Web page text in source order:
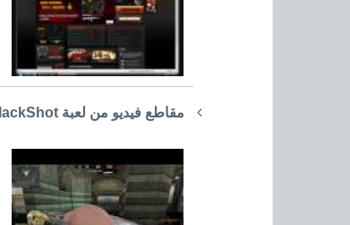
مقاطع فيديو من لعبة BlackShot